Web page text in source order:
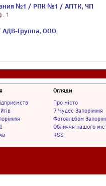
№1 / РПК №1 / АПТК, ЧП
1
АДВ-Группа, ООО
Огляди
Про місто
7 Чудес Запоріжжя
Фотоальбом
Обличчя нашого
RSS